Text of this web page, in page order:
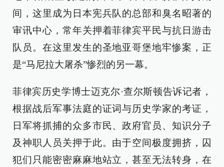
间，这里成为日本宪兵队的总部和臭名昭著的
审讯中心，常年关押着菲律宾平民与抗日游击
队员。在这里发生的圣地亚哥堡地牢惨案，正
是“马尼拉大屠杀”惨烈的另一幕。
菲律宾历史学博士迈克尔·查尔斯顿告诉记者，
根据战后军事法庭的证词与历史学家的考证，
日军将抓捕的众多市民、政府官员、知识分子
及神职人员关押于此。由于空间极度拥挤，囚
犯们只能密密麻麻地站立，甚至无法转身，在